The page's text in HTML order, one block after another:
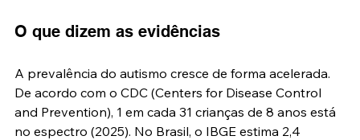
O que dizem as evidências
A prevalência do autismo cresce de forma acelerada.
De acordo com o CDC (Centers for Disease Control
and Prevention), 1 em cada 31 crianças de 8 anos está
no espectro (2025). No Brasil, o IBGE estima 2,4